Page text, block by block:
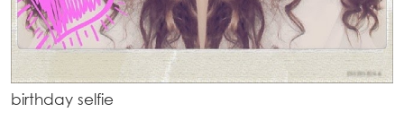
birthday selfie